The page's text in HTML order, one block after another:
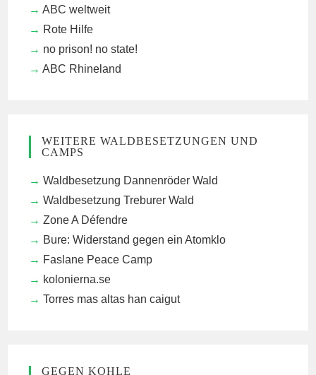
ABC weltweit
Rote Hilfe
no prison! no state!
ABC Rhineland
WEITERE WALDBESETZUNGEN UND
CAMPS
Waldbesetzung Dannenröder Wald
Waldbesetzung Treburer Wald
Zone A Défendre
Bure: Widerstand gegen ein Atomklo
Faslane Peace Camp
kolonierna.se
Torres mas altas han caigut
GEGEN KOHLE